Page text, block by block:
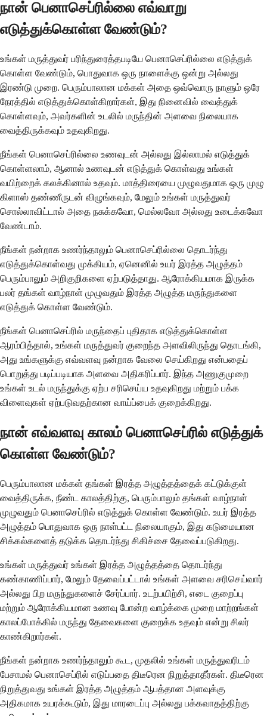
நான் பெனாசெப்ரில்லை எவ்வாறு
எடுத்துக்கொள்ள வேண்டும்?
உங்கள் மருத்துவர் பரிந்துரைத்தபடியே பெனாசெப்ரில்லை எடுத்துக்
கொள்ள வேண்டும், பொதுவாக ஒரு நாளைக்கு ஒன்று அல்லது
இரண்டு முறை. பெரும்பாலான மக்கள் அதை ஒவ்வொரு நாளும் ஒரே
நேரத்தில் எடுத்துக்கொள்கிறார்கள், இது நினைவில் வைத்துக்
கொள்ளவும், அவர்களின் உடலில் மருந்தின் அளவை நிலையாக
வைத்திருக்கவும் உதவுகிறது.
நீங்கள் பெனாசெப்ரில்லை உணவுடன் அல்லது இல்லாமல் எடுத்துக்
கொள்ளலாம், ஆனால் உணவுடன் எடுத்துக் கொள்வது உங்கள்
வயிற்றைக் கலக்கினால் உதவும். மாத்திரையை முழுவதுமாக ஒரு முழு
கிளாஸ் தண்ணீருடன் விழுங்கவும், மேலும் உங்கள் மருத்துவர்
சொல்லாவிட்டால் அதை நசுக்கவோ, மெல்லவோ அல்லது உடைக்கவோ
வேண்டாம்.
நீங்கள் நன்றாக உணர்ந்தாலும் பெனாசெப்ரில்லை தொடர்ந்து
எடுத்துக்கொள்வது முக்கியம், ஏனெனில் உயர் இரத்த அழுத்தம்
பெரும்பாலும் அறிகுறிகளை ஏற்படுத்தாது. ஆரோக்கியமாக இருக்க
பலர் தங்கள் வாழ்நாள் முழுவதும் இரத்த அழுத்த மருந்துகளை
எடுத்துக் கொள்ள வேண்டும்.
நீங்கள் பெனாசெப்ரில் மருந்தைப் புதிதாக எடுத்துக்கொள்ள
ஆரம்பித்தால், உங்கள் மருத்துவர் குறைந்த அளவிலிருந்து தொடங்கி,
அது உங்களுக்கு எவ்வளவு நன்றாக வேலை செய்கிறது என்பதைப்
பொறுத்து படிப்படியாக அளவை அதிகரிப்பார். இந்த அணுகுமுறை
உங்கள் உடல் மருந்துக்கு ஏற்ப சரிசெய்ய உதவுகிறது மற்றும் பக்க
விளைவுகள் ஏற்படுவதற்கான வாய்ப்பைக் குறைக்கிறது.
நான் எவ்வளவு காலம் பெனாசெப்ரில் எடுத்துக்
கொள்ள வேண்டும்?
பெரும்பாலான மக்கள் தங்கள் இரத்த அழுத்தத்தைக் கட்டுக்குள்
வைத்திருக்க, நீண்ட காலத்திற்கு, பெரும்பாலும் தங்கள் வாழ்நாள்
முழுவதும் பெனாசெப்ரில் எடுத்துக் கொள்ள வேண்டும். உயர் இரத்த
அழுத்தம் பொதுவாக ஒரு நாள்பட்ட நிலையாகும், இது கடுமையான
சிக்கல்களைத் தடுக்க தொடர்ந்து சிகிச்சை தேவைப்படுகிறது.
உங்கள் மருத்துவர் உங்கள் இரத்த அழுத்தத்தை தொடர்ந்து
கண்காணிப்பார், மேலும் தேவைப்பட்டால் உங்கள் அளவை சரிசெய்வார்
அல்லது பிற மருந்துகளைச் சேர்ப்பார். உடற்பயிற்சி, எடை குறைப்பு
மற்றும் ஆரோக்கியமான உணவு போன்ற வாழ்க்கை முறை மாற்றங்கள்
காலப்போக்கில் மருந்து தேவைகளை குறைக்க உதவும் என்று சிலர்
காண்கிறார்கள்.
நீங்கள் நன்றாக உணர்ந்தாலும் கூட, முதலில் உங்கள் மருத்துவரிடம்
பேசாமல் பெனாசெப்ரில் எடுப்பதை திடீரென நிறுத்தாதீர்கள். திடீரென
நிறுத்துவது உங்கள் இரத்த அழுத்தம் ஆபத்தான அளவுக்கு
அதிகமாக உயரக்கூடும், இது மாரடைப்பு அல்லது பக்கவாதத்திற்கு